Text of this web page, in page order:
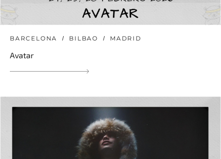
BARCELONA BILBAO MADRID
Avatar